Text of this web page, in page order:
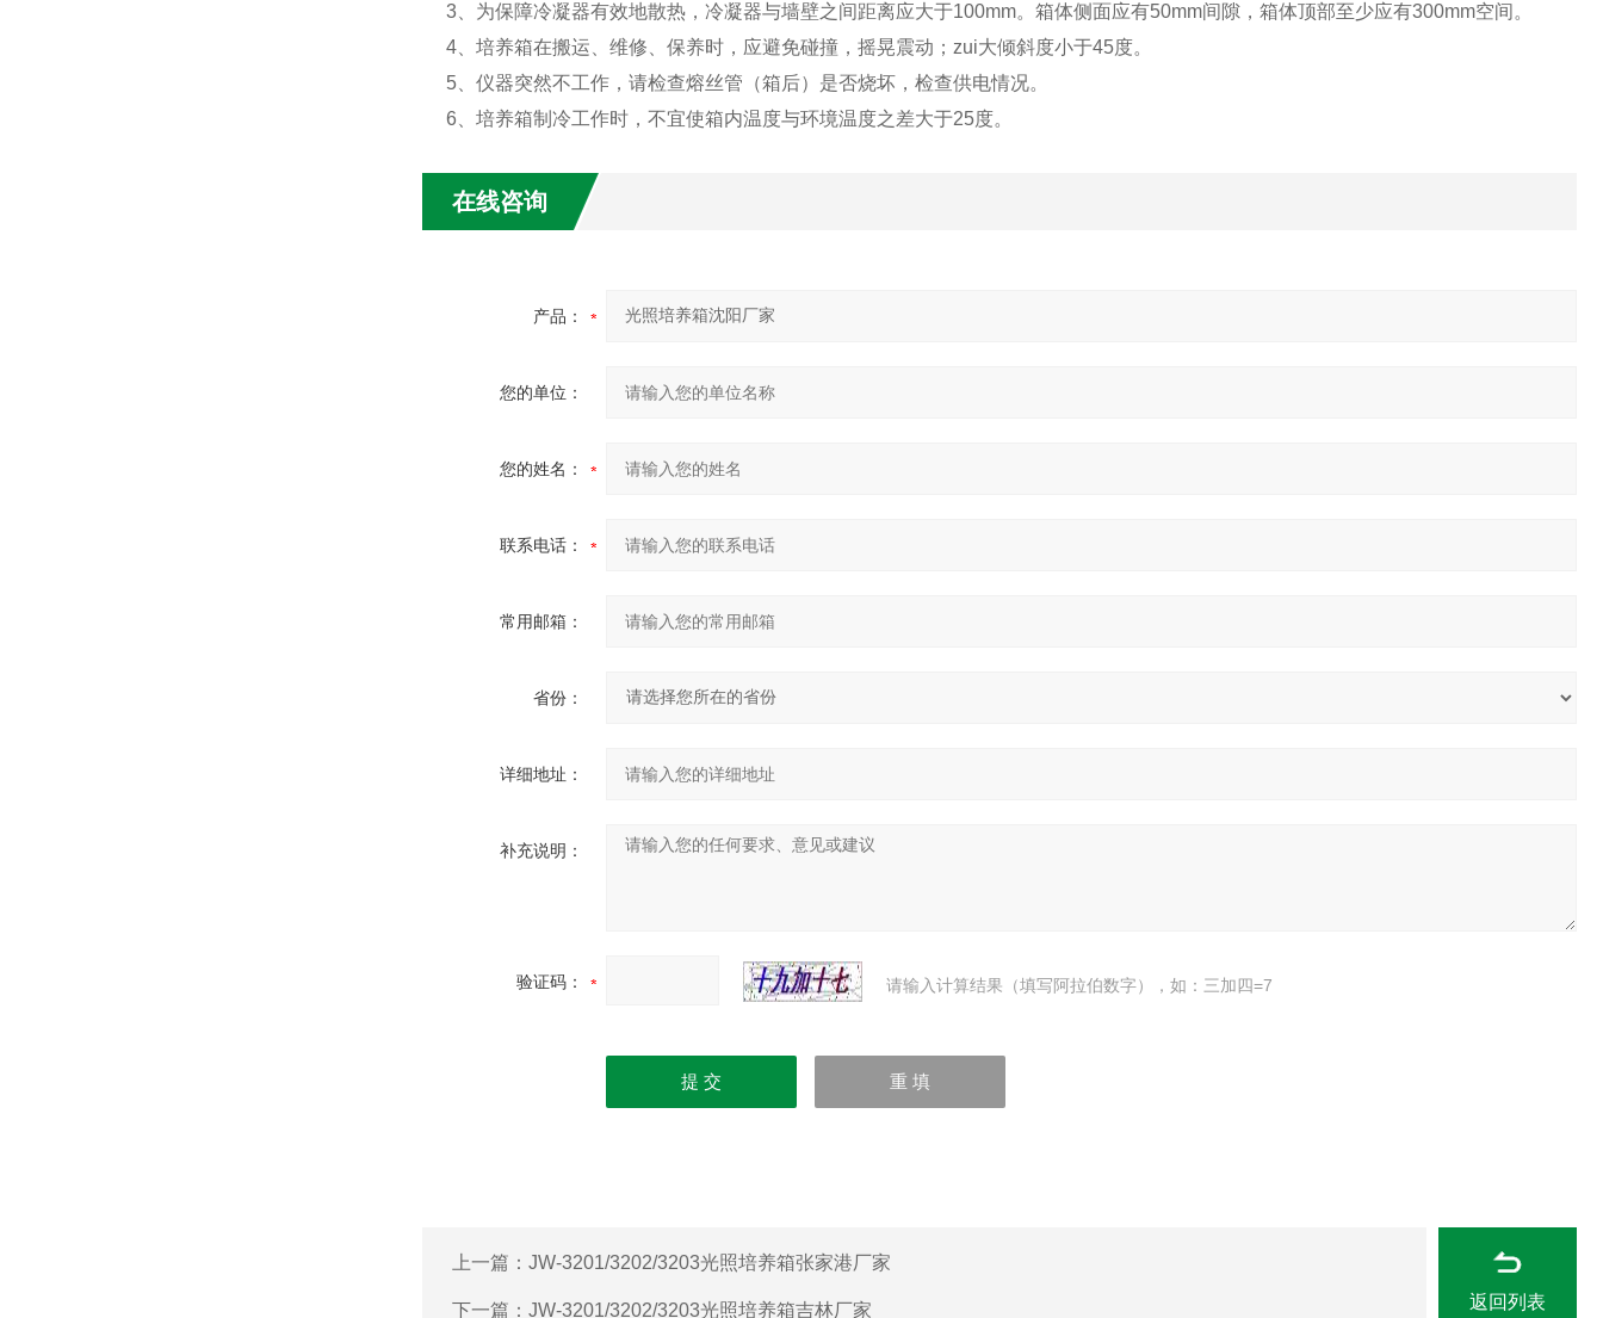
3、为保障冷凝器有效地散热，冷凝器与墙壁之间距离应大于100mm。箱体侧面应有50mm间隙，箱体顶部至少应有300mm空间。
4、培养箱在搬运、维修、保养时，应避免碰撞，摇晃震动；zui大倾斜度小于45度。
5、仪器突然不工作，请检查熔丝管（箱后）是否烧坏，检查供电情况。
6、培养箱制冷工作时，不宜使箱内温度与环境温度之差大于25度。
在线咨询
产品：
您的单位：
您的姓名：
联系电话：
常用邮箱：
省份：
详细地址：
补充说明：
验证码： 请输入计算结果（填写阿拉伯数字），如：三加四=7
上一篇： JW-3201/3202/3203光照培养箱张家港厂家
下一篇： JW-3201/3202/3203光照培养箱吉林厂家 返回列表